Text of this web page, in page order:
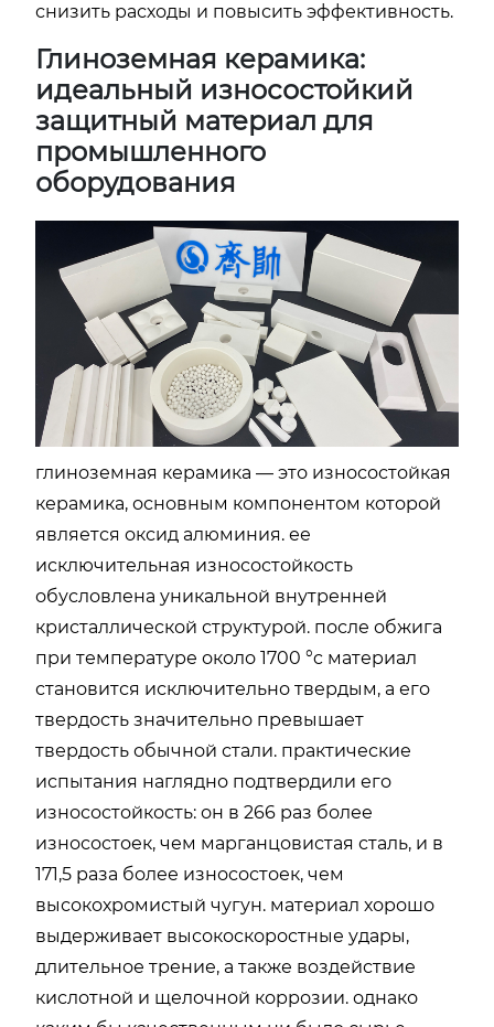
снизить расходы и повысить эффективность.
Глиноземная керамика:
идеальный износостойкий
защитный материал для
промышленного
оборудования
глиноземная керамика — это износостойкая
керамика, основным компонентом которой
является оксид алюминия. ее
исключительная износостойкость
обусловлена уникальной внутренней
кристаллической структурой. после обжига
при температуре около 1700 °c материал
становится исключительно твердым, а его
твердость значительно превышает
твердость обычной стали. практические
испытания наглядно подтвердили его
износостойкость: он в 266 раз более
износостоек, чем марганцовистая сталь, и в
171,5 раза более износостоек, чем
высокохромистый чугун. материал хорошо
выдерживает высокоскоростные удары,
длительное трение, а также воздействие
кислотной и щелочной коррозии. однако